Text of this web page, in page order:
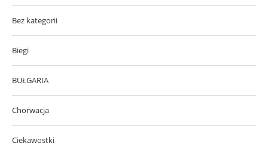
Bez kategorii
Biegi
BUŁGARIA
Chorwacja
Ciekawostki